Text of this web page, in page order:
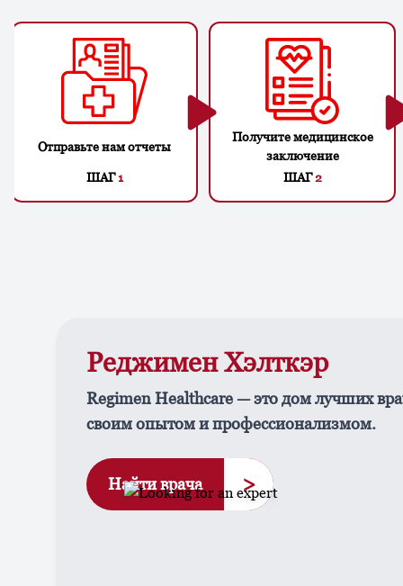
Отправьте нам отчеты
ШАГ1
Получите медицинское
заключение
ШАГ2
Реджимен Хэлткэр
Regimen Healthcare — это дом лучших
своим опытом и профессионализмом.
Найти врача >